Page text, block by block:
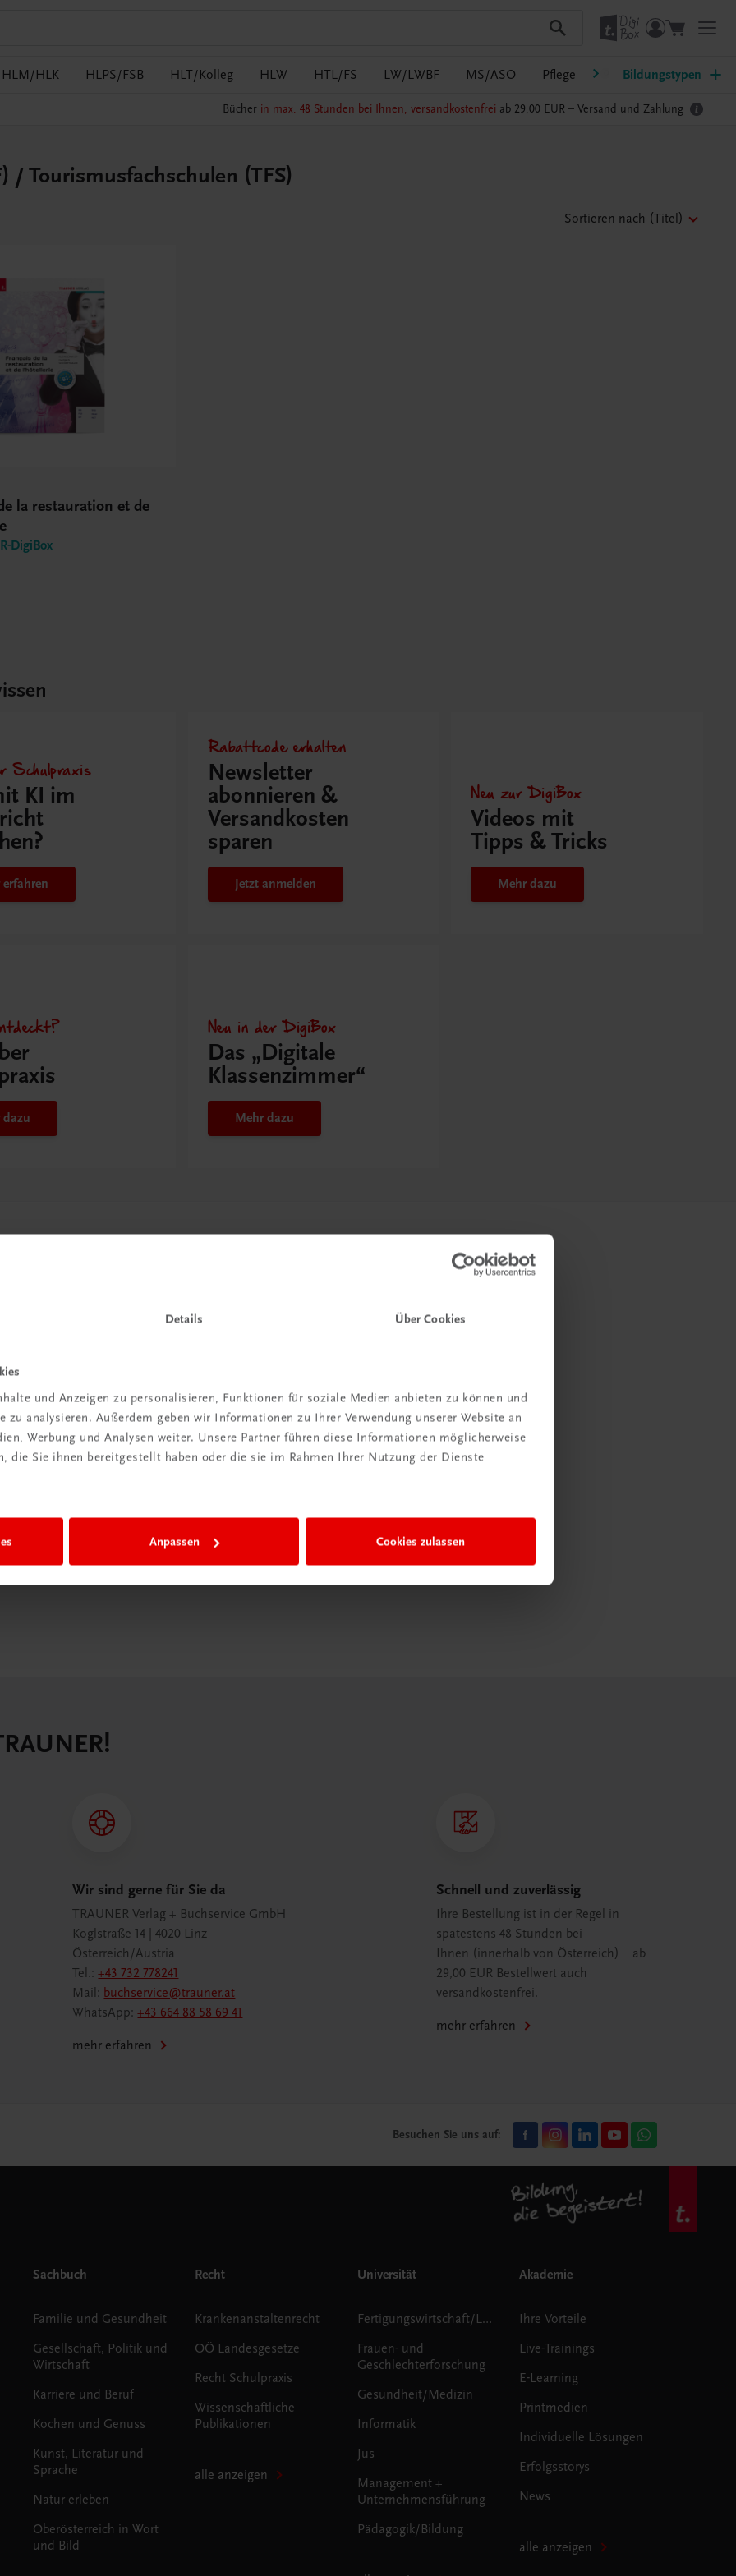
Details Über Cookies
und Anzeigen zu personalisieren, Funktionen für soziale Medien anbieten zu können und
zu analysieren. Außerdem geben wir Informationen zu Ihrer Verwendung unserer Website an
Werbung und Analysen weiter. Unsere Partner führen diese Informationen möglicherweise
die Sie ihnen bereitgestellt haben oder die sie im Rahmen Ihrer Nutzung der Dienste
Anpassen Cookies zulassen
HLM/HLK HLPS/FSB HLT/Kolleg HLW HTL/FS LW/LWBF MS/ASO Pflege PTS Südtirol
Bildungstypen
Bücher in max. 48 Stunden bei Ihnen, versandkostenfrei ab 29,00 EUR – Versand und Zahlung
/ Tourismusfachschulen (TFS)
Sortieren nach (Titel)
la restauration et de
DigiBox
Schulpraxis
KI im
erfahren
Rabattcode erhalten
Newsletter
abonnieren &
Versandkosten
sparen
Jetzt anmelden
Neu zur DigiBox
Videos mit
Tipps & Tricks
Mehr dazu
dazu
Neu in der DigiBox
Das „Digitale
Klassenzimmer“
Mehr dazu
der
eine
Wir sind gerne für Sie da
TRAUNER Verlag + Buchservice GmbH
Köglstraße 14 | 4020 Linz
Österreich/Austria
Tel.:+43 732 778241
Mail: buchservice@trauner.at
WhatsApp:+43 664 88 58 69 41
mehr erfahren
Schnell und zuverlässig
Ihre Bestellung ist in der Regel in
spätestens 48 Stunden bei
Ihnen (innerhalb von Österreich) – ab
29,00 EUR Bestellwert auch
versandkostenfrei.
mehr erfahren
Besuchen Sie uns auf:
Sachbuch
Familie und Gesundheit
Gesellschaft, Politik und
Wirtschaft
Karriere und Beruf
Kochen und Genuss
Kunst, Literatur und
Sprache
Natur erleben
Oberösterreich in Wort
und Bild
Recht
Krankenanstaltenrecht
OÖ Landesgesetze
Recht Schulpraxis
Wissenschaftliche
Publikationen
alle anzeigen
Universität
Fertigungswirtschaft/Logistik
Frauen- und
Geschlechterforschung
Gesundheit/Medizin
Informatik
Jus
Management +
Unternehmensführung
Pädagogik/Bildung
Akademie
Ihre Vorteile
Live-Trainings
E-Learning
Printmedien
Individuelle Lösungen
Erfolgsstorys
News
alle anzeigen